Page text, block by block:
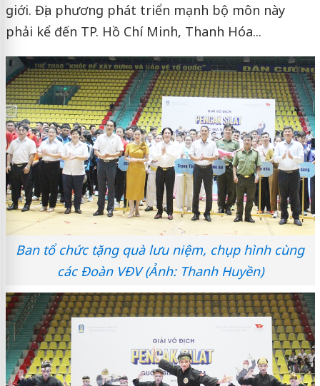
giới. Địa phương phát triển mạnh bộ môn này
phải kể đến TP. Hồ Chí Minh, Thanh Hóa...
Ban tổ chức tặng quà lưu niệm, chụp hình cùng
các Đoàn VĐV (Ảnh: Thanh Huyền)